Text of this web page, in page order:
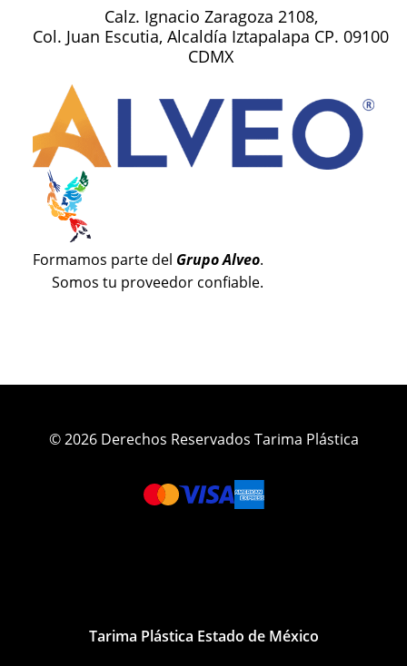
Calz. Ignacio Zaragoza 2108,
Col. Juan Escutia, Alcaldía Iztapalapa CP. 09100
CDMX
Formamos parte del Grupo Alveo.
Somos tu proveedor confiable.
© 2026 Derechos Reservados Tarima Plástica
Tarima Plástica Estado de México